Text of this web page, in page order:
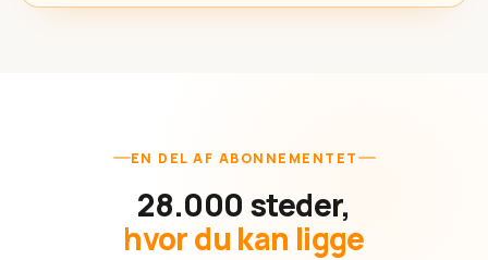
EN DEL AF ABONNEMENTET
28.000 steder,
hvor du kan ligge